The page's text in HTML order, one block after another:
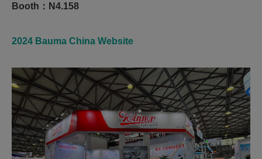
Booth：N4.158
2024 Bauma China Website